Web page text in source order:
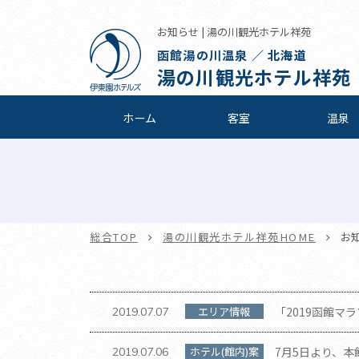
お知らせ | 湯の川観光ホテル祥苑
函館湯の川温泉 ／ 北海道
湯の川観光ホテル祥苑
ホーム 客室 温泉
総合TOP 湯の川観光ホテル祥苑HOME お
2019.07.07 エリア情報 「2019函館マ
2019.07.06
ホテル(館内)案
7月5日より、